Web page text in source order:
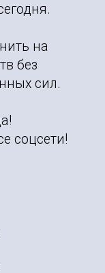
на
без
сил.
соцсети!